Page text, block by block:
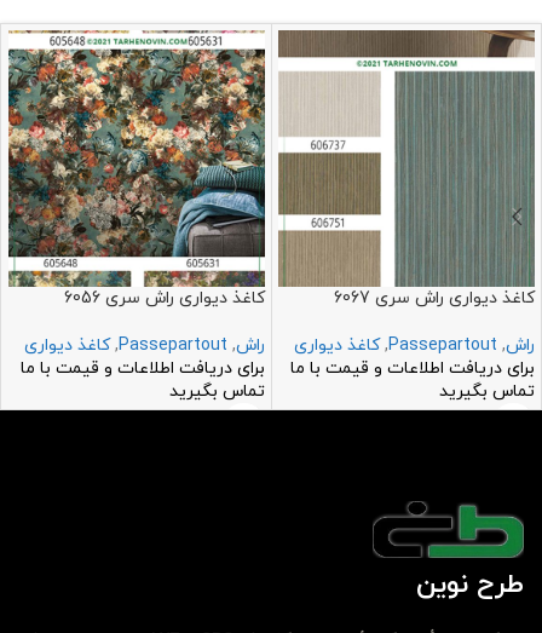
کاغذ دیواری راش سری 6067
راش,
Passepartout
, کاغذ دیواری
برای دریافت اطلاعات و قیمت با ما
تماس بگیرید
کاغذ دیواری راش سری 6056
راش,
Passepartout
, کاغذ دیواری
برای دریافت اطلاعات و قیمت با ما
تماس بگیرید
طرح نوین